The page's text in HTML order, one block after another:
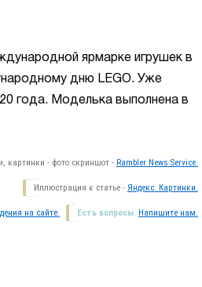
ярмарке игрушек в
дню LEGO. Уже
года. Моделька выполнена в
картинки - фото скриншот - Rambler News Service.
Иллюстрация к статье - Яндекс. Картинки.
Есть вопросы. Напишите нам.
на сайте.